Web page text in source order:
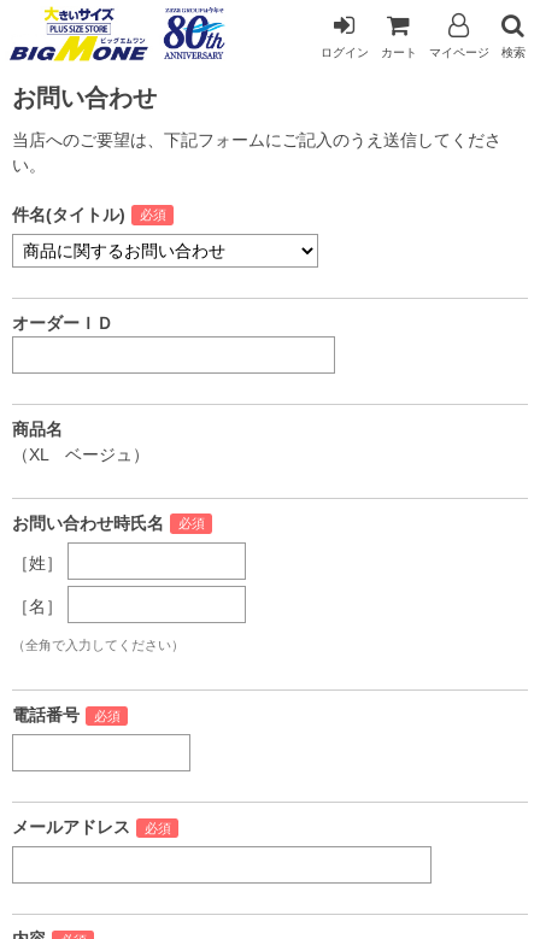
ログイン カート マイページ 検索
お問い合わせ
当店へのご要望は、下記フォームにご記入のうえ送信してくださ
い。
件名(タイトル)
オーダーＩＤ
商品名
（XL ベージュ）
お問い合わせ時氏名
［姓］
［名］
（全角で入力してください）
電話番号
メールアドレス